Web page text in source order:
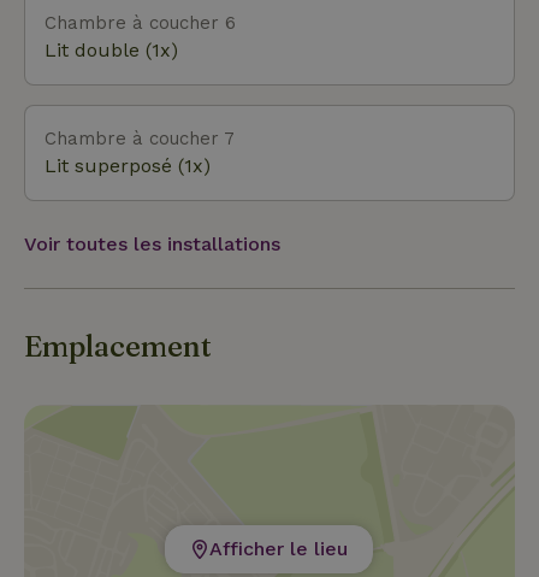
Chambre à coucher 6
Lit double (1x)
Chambre à coucher 7
Lit superposé (1x)
Voir toutes les installations
Emplacement
Afficher le lieu